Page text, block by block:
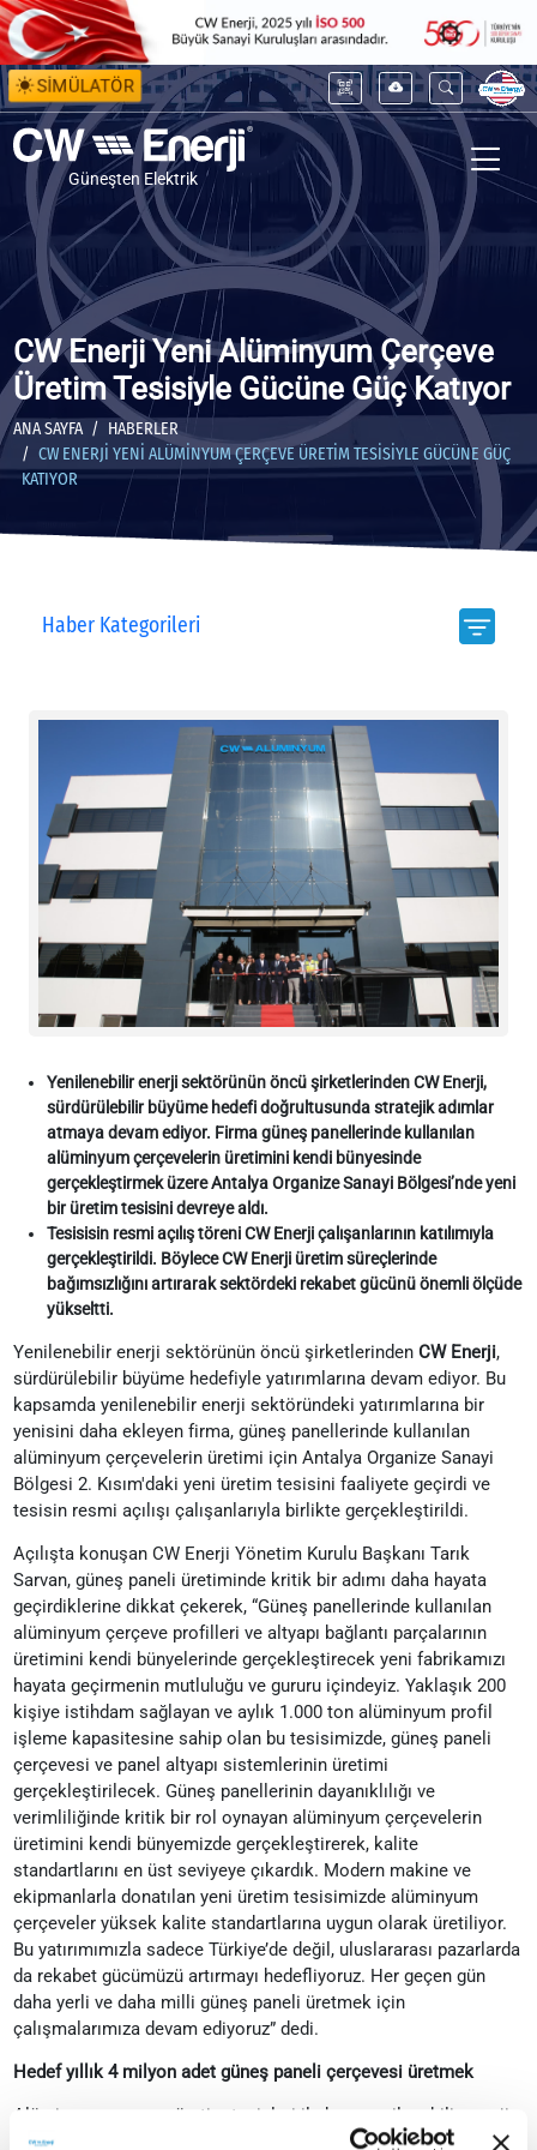
SİMÜLATÖR
Güneşten Elektrik
CW Enerji Yeni Alüminyum Çerçeve
Üretim Tesisiyle Gücüne Güç Katıyor
ANA SAYFA
HABERLER
CW ENERJI YENI ALÜMINYUM ÇERÇEVE ÜRETIM TESISIYLE GÜCÜNE GÜÇ
KATIYOR
Haber Kategorileri
Yenilenebilir enerji sektörünün öncü şirketlerinden CW Enerji,
sürdürülebilir büyüme hedefi doğrultusunda stratejik adımlar
atmaya devam ediyor. Firma güneş panellerinde kullanılan
alüminyum çerçevelerin üretimini kendi bünyesinde
gerçekleştirmek üzere Antalya Organize Sanayi Bölgesi’nde yeni
bir üretim tesisini devreye aldı.
Tesisisin resmi açılış töreni CW Enerji çalışanlarının katılımıyla
gerçekleştirildi. Böylece CW Enerji üretim süreçlerinde
bağımsızlığını artırarak sektördeki rekabet gücünü önemli ölçüde
yükseltti.
Yenilenebilir enerji sektörünün öncü şirketlerinden CW Enerji,
sürdürülebilir büyüme hedefiyle yatırımlarına devam ediyor. Bu
kapsamda yenilenebilir enerji sektöründeki yatırımlarına bir
yenisini daha ekleyen firma, güneş panellerinde kullanılan
alüminyum çerçevelerin üretimi için Antalya Organize Sanayi
Bölgesi 2. Kısım'daki yeni üretim tesisini faaliyete geçirdi ve
tesisin resmi açılışı çalışanlarıyla birlikte gerçekleştirildi.
Açılışta konuşan CW Enerji Yönetim Kurulu Başkanı Tarık
Sarvan, güneş paneli üretiminde kritik bir adımı daha hayata
geçirdiklerine dikkat çekerek, “Güneş panellerinde kullanılan
alüminyum çerçeve profilleri ve altyapı bağlantı parçalarının
üretimini kendi bünyelerinde gerçekleştirecek yeni fabrikamızı
hayata geçirmenin mutluluğu ve gururu içindeyiz. Yaklaşık 200
kişiye istihdam sağlayan ve aylık 1.000 ton alüminyum profil
işleme kapasitesine sahip olan bu tesisimizde, güneş paneli
çerçevesi ve panel altyapı sistemlerinin üretimi
gerçekleştirilecek. Güneş panellerinin dayanıklılığı ve
verimliliğinde kritik bir rol oynayan alüminyum çerçevelerin
üretimini kendi bünyemizde gerçekleştirerek, kalite
standartlarını en üst seviyeye çıkardık. Modern makine ve
ekipmanlarla donatılan yeni üretim tesisimizde alüminyum
çerçeveler yüksek kalite standartlarına uygun olarak üretiliyor.
Bu yatırımımızla sadece Türkiye’de değil, uluslararası pazarlarda
da rekabet gücümüzü artırmayı hedefliyoruz. Her geçen gün
daha yerli ve daha milli güneş paneli üretmek için
çalışmalarımıza devam ediyoruz” dedi.
Hedef yıllık 4 milyon adet güneş paneli çerçevesi üretmek
Alüminyum çerçeve üretim tesisleri ile hem yenilenebilir enerji
sektörüne hem de ülke ekonomisine katkı sağladıklarını ifade